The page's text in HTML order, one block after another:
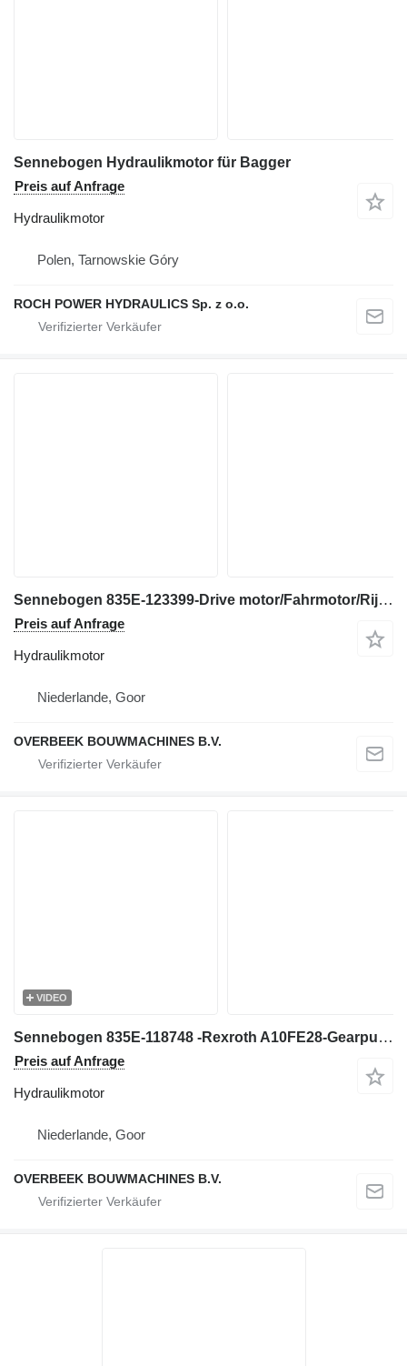
Sennebogen Hydraulikmotor für Bagger
Preis auf Anfrage
Hydraulikmotor
Polen, Tarnowskie Góry
ROCH POWER HYDRAULICS Sp. z o.o.
Sennebogen 835E-123399-Drive motor/Fahrmotor/Rijmotor Hydraulikmotor für Bagger
Preis auf Anfrage
Hydraulikmotor
Niederlande, Goor
OVERBEEK BOUWMACHINES B.V.
VIDEO
Sennebogen 835E-118748 -Rexroth A10FE28-Gearpump/Zahnradpumpe Hydraulikmotor
Preis auf Anfrage
Hydraulikmotor
Niederlande, Goor
OVERBEEK BOUWMACHINES B.V.